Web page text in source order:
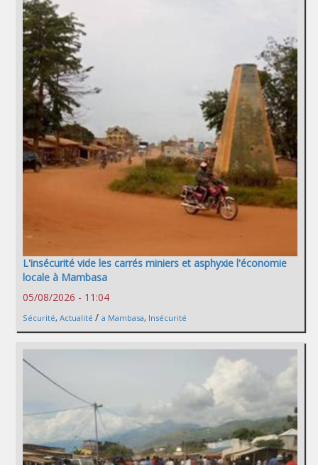
L'insécurité vide les carrés miniers et asphyxie l'économie
locale à Mambasa
05/08/2026 - 11:04
Sécurité, Actualité / a Mambasa, Insécurité